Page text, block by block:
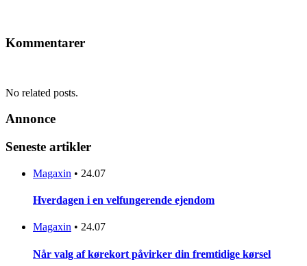
Kommentarer
No related posts.
Annonce
Seneste artikler
Magaxin • 24.07
Hverdagen i en velfungerende ejendom
Magaxin • 24.07
Når valg af kørekort påvirker din fremtidige kørsel